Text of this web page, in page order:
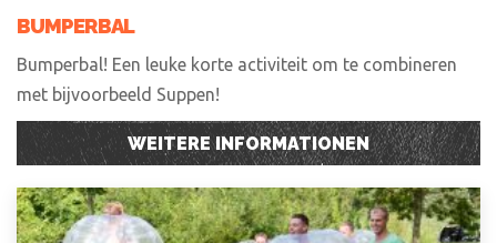
BUMPERBAL
Bumperbal! Een leuke korte activiteit om te combineren
met bijvoorbeeld Suppen!
WEITERE INFORMATIONEN